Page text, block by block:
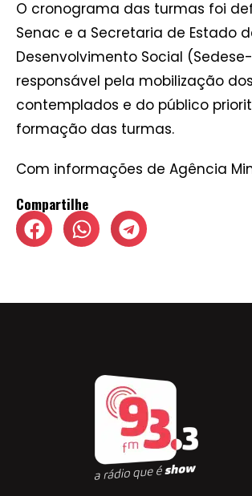
O cronograma das turmas foi
Senac e a Secretaria de Estado
Desenvolvimento Social
responsável pela mobilização
contemplados e do público
formação das turmas.
Com informações de Agência
Compartilhe